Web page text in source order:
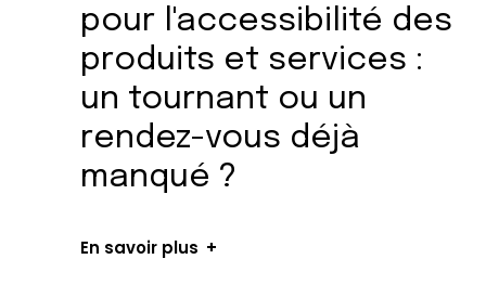
pour l'accessibilité des
produits et services :
un tournant ou un
rendez-vous déjà
manqué ?
En savoir plus